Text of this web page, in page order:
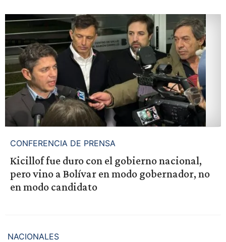
CONFERENCIA DE PRENSA
Kicillof fue duro con el gobierno nacional,
pero vino a Bolívar en modo gobernador, no
en modo candidato
NACIONALES